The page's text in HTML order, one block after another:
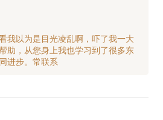
我以为是目光凌乱啊，吓了我一大
助，从您身上我也学习到了很多东